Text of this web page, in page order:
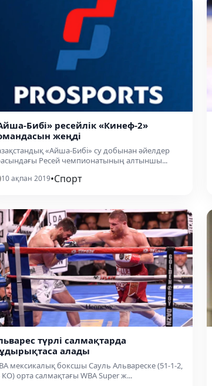
Бибі» ресейлік «Кинеф-2»
жеңді
«Айша-Бибі» су добынан әйелдер
Ресей чемпионатының алтыншы...
10 ақпан 2019•Спорт
түрлі салмақтарда
алады
мексикалық боксшы Сауль Альвареске (51-1-2,
КО) орта салмақтағы WBA Super ж...